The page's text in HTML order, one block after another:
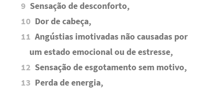
Sensação de desconforto,
Dor de cabeça,
Angústias imotivadas não causadas por
um estado emocional ou de estresse,
Sensação de esgotamento sem motivo,
Perda de energia,